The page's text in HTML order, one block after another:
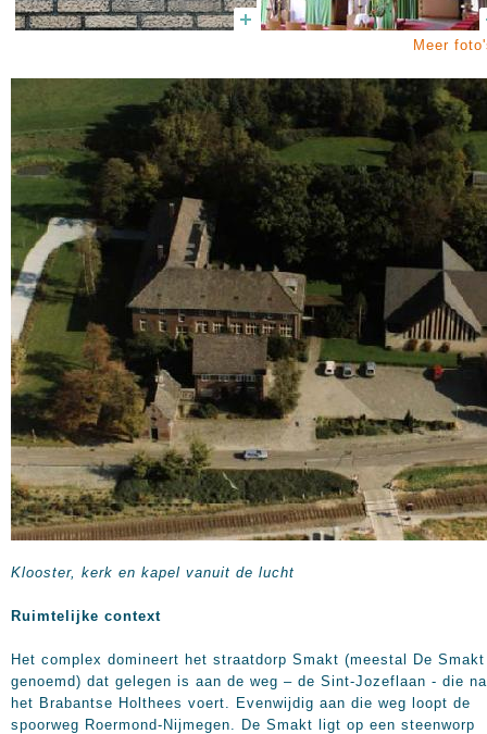
Meer
Klooster, kerk en kapel vanuit de lucht
Ruimtelijke context
Het complex domineert het straatdorp Smakt (meestal De Smakt
genoemd) dat gelegen is aan de weg – de Sint-Jozeflaan - die
het Brabantse Holthees voert. Evenwijdig aan die weg loopt de
spoorweg Roermond-Nijmegen. De Smakt ligt op een steenworp